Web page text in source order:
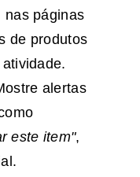
nas páginas
de produtos
alertas
este item",